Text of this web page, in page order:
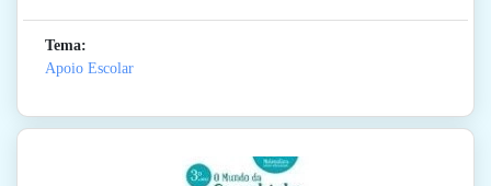
Tema:
Apoio Escolar